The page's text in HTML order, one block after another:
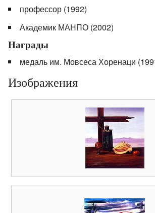
профессор (1992)
Академик МАНПО (2002)
Награды
медаль им. Мовсеса Хоренаци
Изображения